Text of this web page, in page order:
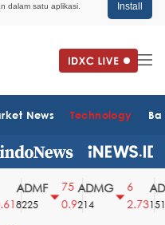
dalam satu aplikasi. Install
News Technology
ADMF
8225
75
0.9
ADMG
214
2.731510